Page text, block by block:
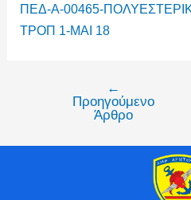
ΠΕΔ-Α-00465-
ΤΡΟΠ 1-ΜΑΙ 18
←
Προηγούμενο
Άρθρο